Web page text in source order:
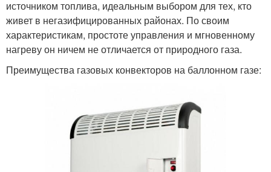
источником топлива, идеальным выбором для тех, кто
живет в негазифицированных районах. По своим
характеристикам, простоте управления и мгновенному
нагреву он ничем не отличается от природного газа.
Преимущества газовых конвекторов на баллонном газе: